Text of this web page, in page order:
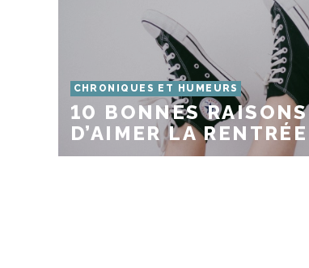
CHRONIQUES ET HUMEURS
10 BONNES RAISONS
D’AIMER LA RENTRÉE